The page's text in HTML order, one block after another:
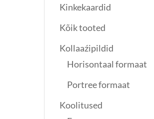
Kinkekaardid
Kõik tooted
Kollaaźipildid
Horisontaal formaat
Portree formaat
Koolitused